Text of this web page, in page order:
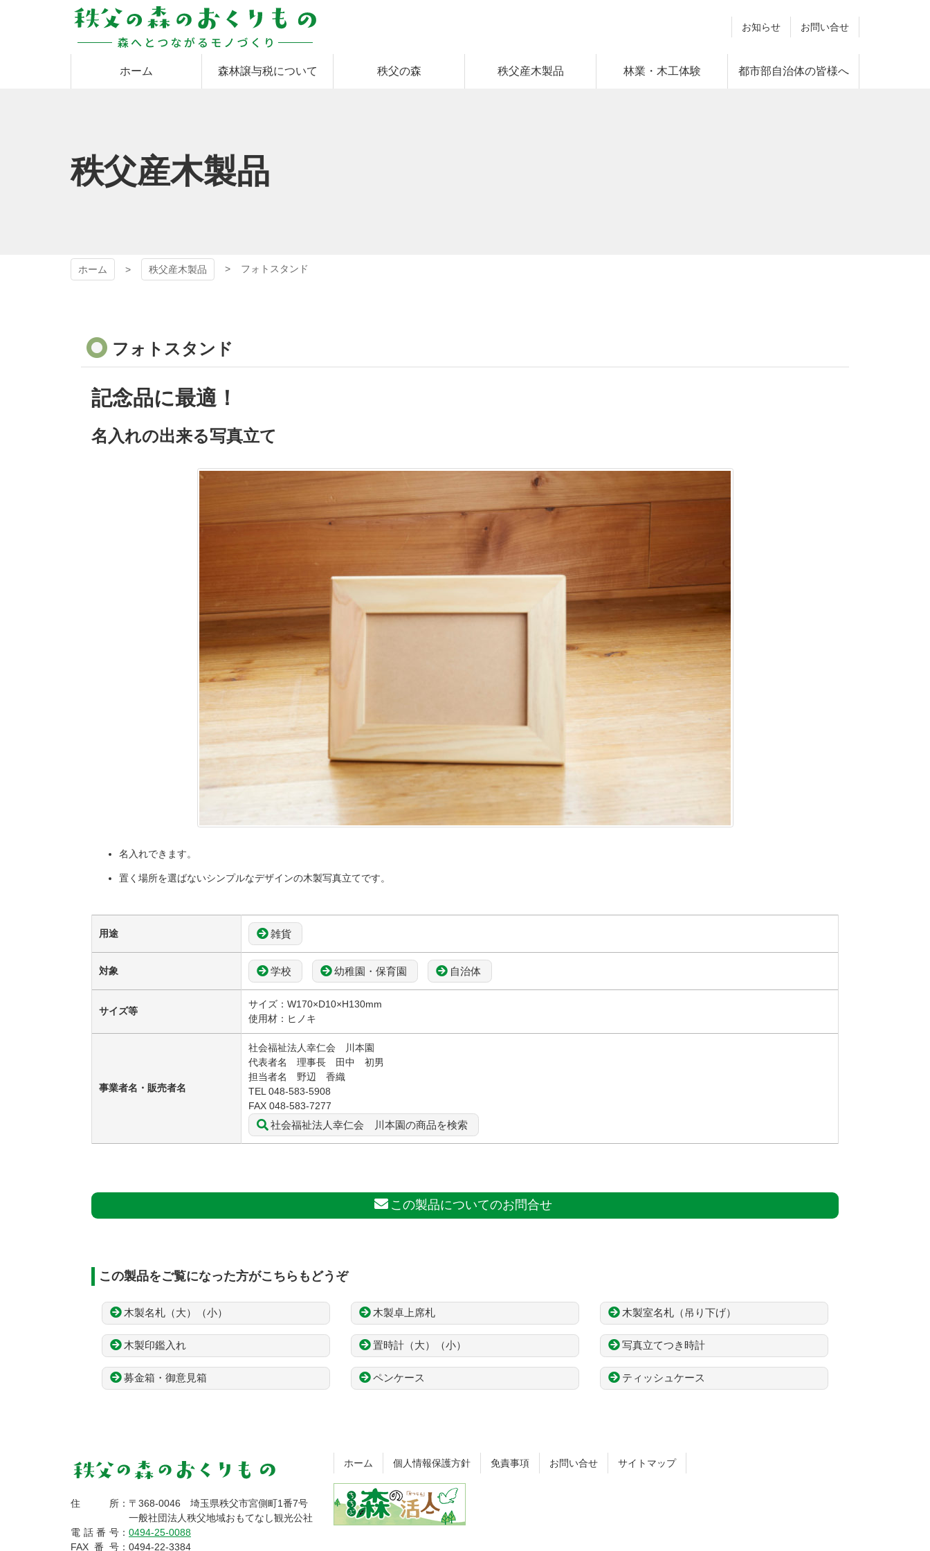
秩父の森のおくりも
お知らせ お問い合せ
ホーム 森林譲与税について 秩父の森 秩父産木製品 林業・木工体験 都市部自治体の皆様へ
秩父産木製品
ホーム 秩父産木製品 フォトスタンド
フォトスタンド
記念品に最適！
名入れの出来る写真立て
名入れできます。
置く場所を選ばないシンプルなデザインの木製写真立てです。
用途 雑貨
対象 学校 幼稚園・保育園 自治体
サイズ等
サイズ：W170×D10×H130mm
使用材：ヒノキ
事業者名・販売者名
社会福祉法人幸仁会 川本園
代表者名 理事長 田中 初男
担当者名 野辺 香織
TEL 048-583-5908
FAX 048-583-7277
社会福祉法人幸仁会 川本園の商品を検索
この製品についてのお問合せ
この製品をご覧になった方がこちらもどうぞ
木製名札（大）（小） 木製卓上席札 木製室名札（吊り下げ）
木製印鑑入れ 置時計（大）（小） 写真立てつき時計
募金箱・御意見箱 ペンケース ティッシュケース
本
の
頭
へ
頭
戻
秩父の森のおくり
もの
住所 ： 〒368-0046 埼玉県秩父市宮側町1番7号
一般社団法人秩父地域おもてなし観光公社
電話番号 ： 0494-25-0088
FAX番号 ： 0494-22-3384
ホーム 個人情報保護方針 免責事項 お問い合せ サイトマップ